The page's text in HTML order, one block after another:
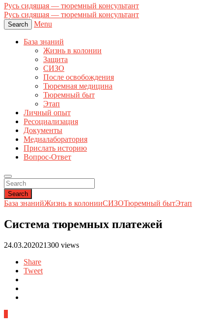
Русь сидящая — тюремный консультант
Русь сидящая — тюремный консультант
Search Menu
База знаний
Жизнь в колонии
Защита
СИЗО
После освобождения
Тюремная медицина
Тюремный быт
Этап
Личный опыт
Ресоциализация
Документы
Медиалаборатория
Прислать историю
Вопрос-Ответ
Search
База знанийЖизнь в колонииСИЗОТюремный бытЭтап
Система тюремных платежей
24.03.202021300 views
Share
Tweet